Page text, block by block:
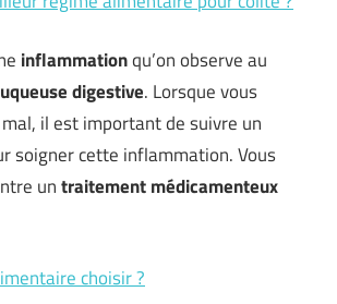
inflammationqu’on observe au
digestive. Lorsque vous
il est important de suivre un
soigner cette inflammation. Vous
untraitement médicamenteux
choisir ?